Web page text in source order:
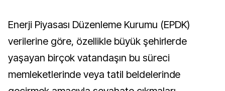
Enerji Piyasası Düzenleme Kurumu (EPDK)
verilerine göre, özellikle büyük şehirlerde
yaşayan birçok vatandaşın bu süreci
memleketlerinde veya tatil beldelerinde